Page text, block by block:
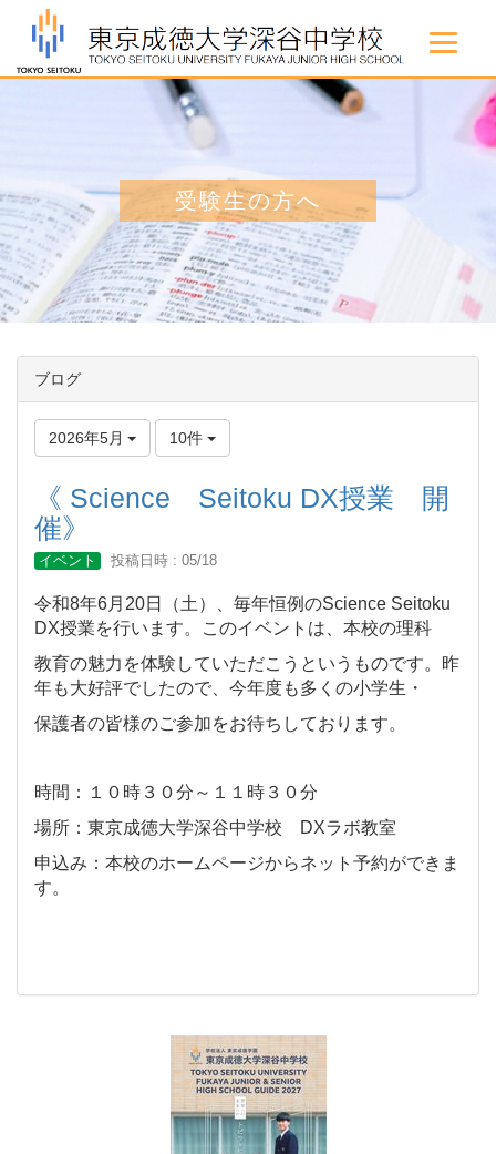
受験生の方へ
ブログ
2026年5月 10件
《 Science Seitoku DX授業 開
催》
イベント 投稿日時 : 05/18
令和8年6月20日（土）、毎年恒例のScience Seitoku
DX授業を行います。このイベントは、本校の理科
教育の魅力を体験していただこうというものです。昨
年も大好評でしたので、今年度も多くの小学生・
保護者の皆様のご参加をお待ちしております。
時間：１０時３０分～１１時３０分
場所：東京成徳大学深谷中学校 DXラボ教室
申込み：本校のホームページからネット予約ができま
す。